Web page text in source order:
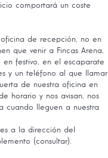
comportará un coste
de recepción, no en
que venir a Fincas Arena,
festivo, en el escaparate
y un teléfono al que llamar
de nuestra oficina en
horario y nos avisan, nos
cuando lleguen a nuestra
a la dirección del
(consultar).